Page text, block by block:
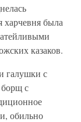
харчевня была
казаков.
галушки с
с
обильно